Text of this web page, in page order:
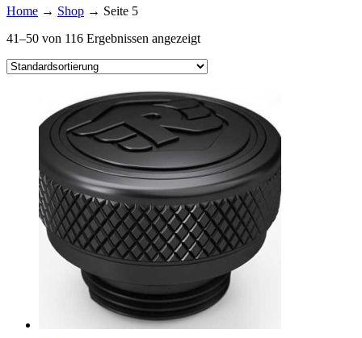
Home → Shop → Seite 5
41–50 von 116 Ergebnissen angezeigt